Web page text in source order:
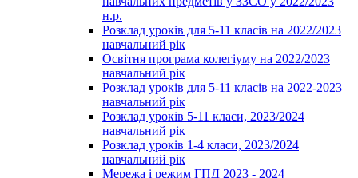
н.р.
Розклад уроків для 5-11 класів на 2022/2023
навчальний рік
Освітня програма колегіуму на 2022/2023
навчальний рік
Розклад уроків для 5-11 класів на 2022-2023
навчальний рік
Розклад уроків 5-11 класи, 2023/2024
навчальний рік
Розклад уроків 1-4 класи, 2023/2024
навчальний рік
Мережа і режим ГПД 2023 - 2024